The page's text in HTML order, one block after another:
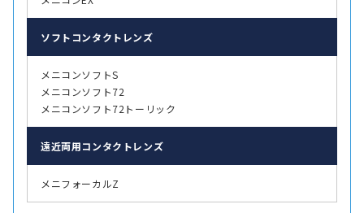
ソフト コンタクトレンズ
メニコンソフトS
メニコンソフト72
メニコンソフト72トーリック
遠近両用コンタクトレンズ
メニフォーカルZ